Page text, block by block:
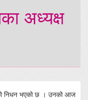
अध्यक्ष
निधन भएको छ । उनको आज